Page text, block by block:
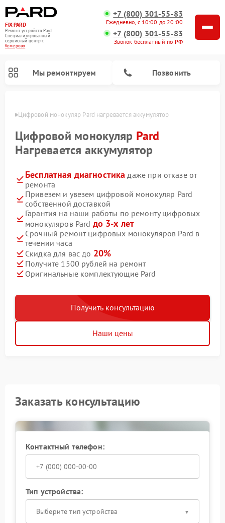
FIX-PARD
Ремонт устройств Pard
Специализированный
cервисный центр г.
Кемерово
+7 (800) 301-55-83
Ежедневно, с 10:00 до 20:00
+7 (800) 301-55-83
Звонок бесплатный по РФ
Мы ремонтируем Позвонить
Цифровой монокуляр Pard нагревается аккумулятор
Цифровой монокуляр Pard
Нагревается аккумулятор
Бесплатная диагностика даже при отказе от
ремонта
Привезем и увезем цифровой монокуляр Pard
собственной доставкой
Гарантия на наши работы по ремонту цифровых
монокуляров Pard до 3-х лет
Срочный ремонт цифровых монокуляров Pard в
течении часа
Скидка для вас до 20%
Получите 1500 рублей на ремонт
Оригинальные комплектующие Pard
Получить консультацию
Наши цены
Заказать консультацию
Контактный телефон:
Тип устройства:
Выберите тип устройства